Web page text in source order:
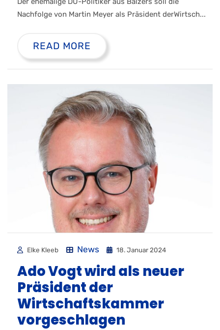
Nachfolge von Martin Meyer als Präsident derWirtsch...
READ MORE
Elke Kleeb News 18. Januar 2024
Ado Vogt wird als neuer
Präsident der
Wirtschaftskammer
vorgeschlagen